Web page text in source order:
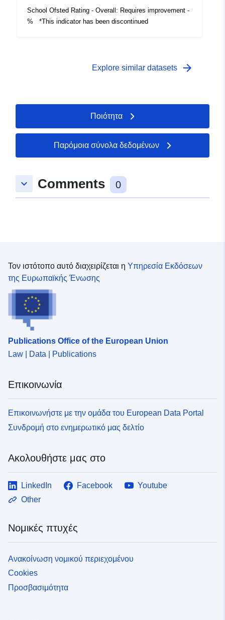
School Ofsted Rating - Overall: Requires improvement -
% *This indicator has been discontinued
Explore similar datasets arrow_forward
Ποιότητα
Παρόμοια σύνολα δεδομένων
keyboard_arrow_down Comments 0
Τον ιστότοπο αυτό διαχειρίζεται η Υπηρεσία Εκδόσεων
της Ευρωπαϊκής Ένωσης
Publications Office of the European Union
Law | Data | Publications
Επικοινωνία
Επικοινωνήστε με την ομάδα του European Data Portal
Συνδρομή στο ενημερωτικό μας δελτίο
Ακολουθήστε μας στο
LinkedIn Facebook
Youtube
Other
Νομικές πτυχές
Ανακοίνωση νομικού περιεχομένου
Cookies
Προσβασιμότητα